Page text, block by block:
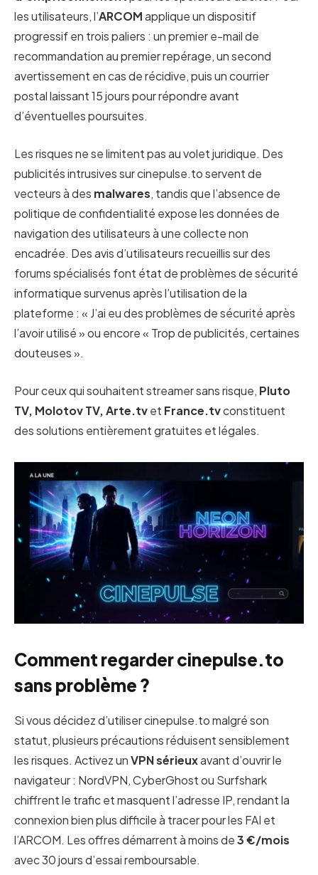
les utilisateurs, l’ARCOMapplique un dispositif
progressif en trois paliers : un premier e-mail de
recommandation au premier repérage, un second
avertissement en cas de récidive, puis un courrier
postal laissant 15 jours pour répondre avant
d’éventuelles poursuites.
Les risques ne se limitent pas au volet juridique. Des
publicités intrusives sur cinepulse.to servent de
vecteurs à des malwares, tandis que l’absence de
politique de confidentialité expose les données de
navigation des utilisateurs à une collecte non
encadrée. Des avis d’utilisateurs recueillis sur des
forums spécialisés font état de problèmes de sécurité
informatique survenus après l’utilisation de la
plateforme : « J’ai eu des problèmes de sécurité après
l’avoir utilisé » ou encore « Trop de publicités, certaines
douteuses ».
Pour ceux qui souhaitent streamer sans risque, Pluto
TV, Molotov TV, Arte.tvet France.tvconstituent
des solutions entièrement gratuites et légales.
Comment regarder cinepulse.to
sans problème ?
Si vous décidez d’utiliser cinepulse.to malgré son
statut, plusieurs précautions réduisent sensiblement
les risques. Activez unVPN sérieuxavant d’ouvrir le
navigateur : NordVPN, CyberGhost ou Surfshark
chiffrent le trafic et masquent l’adresse IP, rendant la
connexion bien plus difficile à tracer pour les FAI et
l’ARCOM. Les offres démarrent à moins de3 €/mois
avec 30 jours d’essai remboursable.